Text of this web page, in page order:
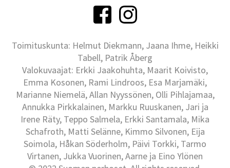
Toimituskunta: Helmut Diekmann, Jaana Ihme, Heikki
Tabell, Patrik Åberg
Valokuvaajat: Erkki Jaakohuhta, Maarit Koivisto,
Emma Kosonen, Rami Lindroos, Esa Marjamäki,
Marianne Niemelä, Allan Nyyssönen, Olli Pihlajamaa,
Annukka Pirkkalainen, Markku Ruuskanen, Jari ja
Irene Räty, Teppo Salmela, Erkki Santamala, Mika
Schafroth, Matti Selänne, Kimmo Silvonen, Eija
Soimola, Håkan Söderholm, Päivi Torkki, Tarmo
Virtanen, Jukka Vuorinen, Aarne ja Eino Ylönen